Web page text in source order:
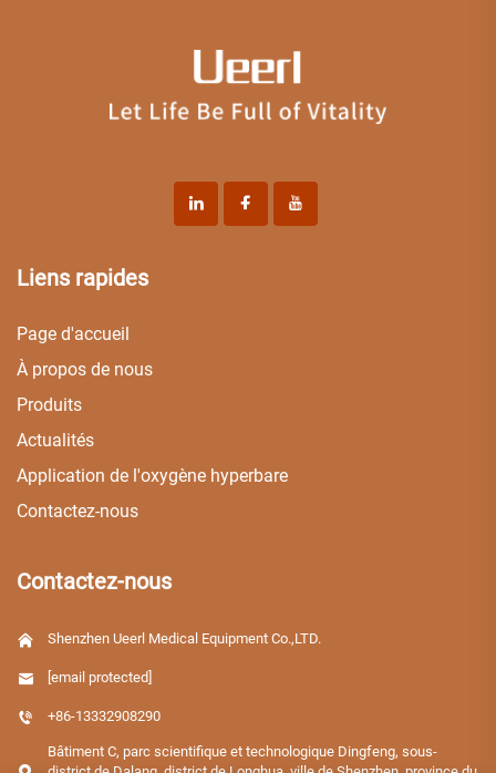
Liens rapides
Page d'accueil
À propos de nous
Produits
Actualités
Application de l'oxygène hyperbare
Contactez-nous
Contactez-nous
Shenzhen Ueerl Medical Equipment Co.,LTD.
[email protected]
+86-13332908290
Bâtiment C, parc scientifique et technologique Dingfeng, sous-